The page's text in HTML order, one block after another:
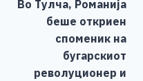
n
k
Во Тулча, Романија
беше откриен
споменик на
бугарскиот
револуционер и